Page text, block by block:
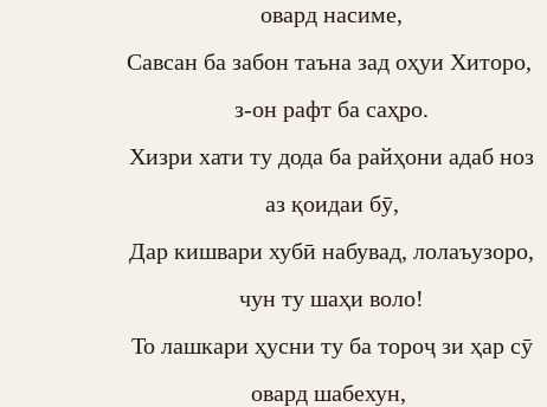
овард насиме,
Савсан ба забон таъна зад оҳуи Хиторо,
з-он рафт ба саҳро.
Хизри хати ту дода ба райҳони адаб ноз
аз қоидаи бӯ,
Дар кишвари хубӣ набувад, лолаъузоро,
чун ту шаҳи воло!
То лашкари ҳусни ту ба тороҷ зи ҳар сӯ
овард шабехун,